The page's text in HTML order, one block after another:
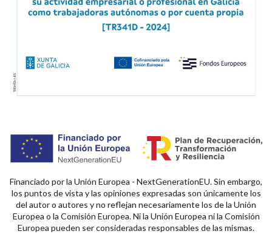
Financiado por la Unión Europea - NextGenerationEU. Sin embargo,
los puntos de vista y las opiniones expresadas son únicamente los
del autor o autores y no reflejan necesariamente los de la Unión
Europea o la Comisión Europea. Ni la Unión Europea ni la Comisión
Europea pueden ser consideradas responsables de las mismas.